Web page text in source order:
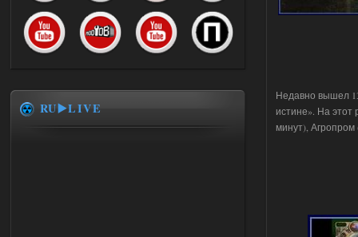
Недавно вышел
истине». На
минут),
RU▶️LIVE